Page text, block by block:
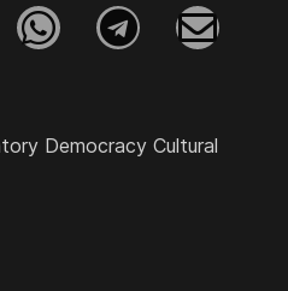
Democracy Cultural